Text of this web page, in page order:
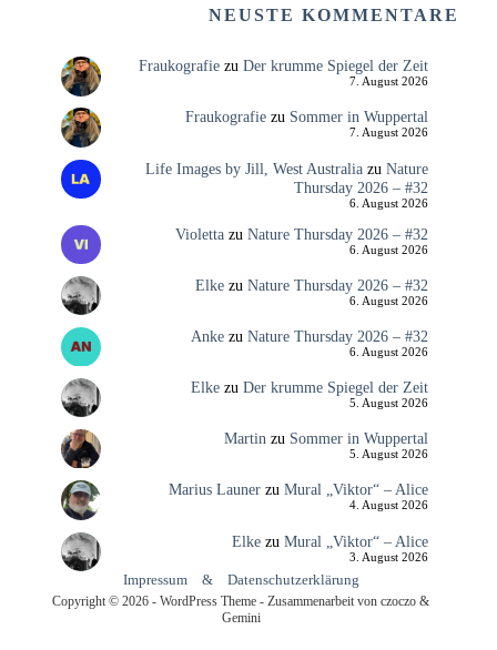
NEUSTE KOMMENTARE
Fraukografiezu Der krumme Spiegel der Zeit
7. August 2026
Fraukografiezu Sommer in Wuppertal
7. August 2026
Life Images by Jill, West Australiazu Nature
Thursday 2026 – #32
6. August 2026
Violettazu Nature Thursday 2026 – #32
6. August 2026
Elkezu Nature Thursday 2026 – #32
6. August 2026
Ankezu Nature Thursday 2026 – #32
6. August 2026
Elkezu Der krumme Spiegel der Zeit
5. August 2026
Martinzu Sommer in Wuppertal
5. August 2026
Marius Launerzu Mural „Viktor“ – Alice
4. August 2026
Elkezu Mural „Viktor“ – Alice
3. August 2026
Impressum & Datenschutzerklärung
Copyright © 2026 - WordPress Theme - Zusammenarbeit von czoczo &
Gemini